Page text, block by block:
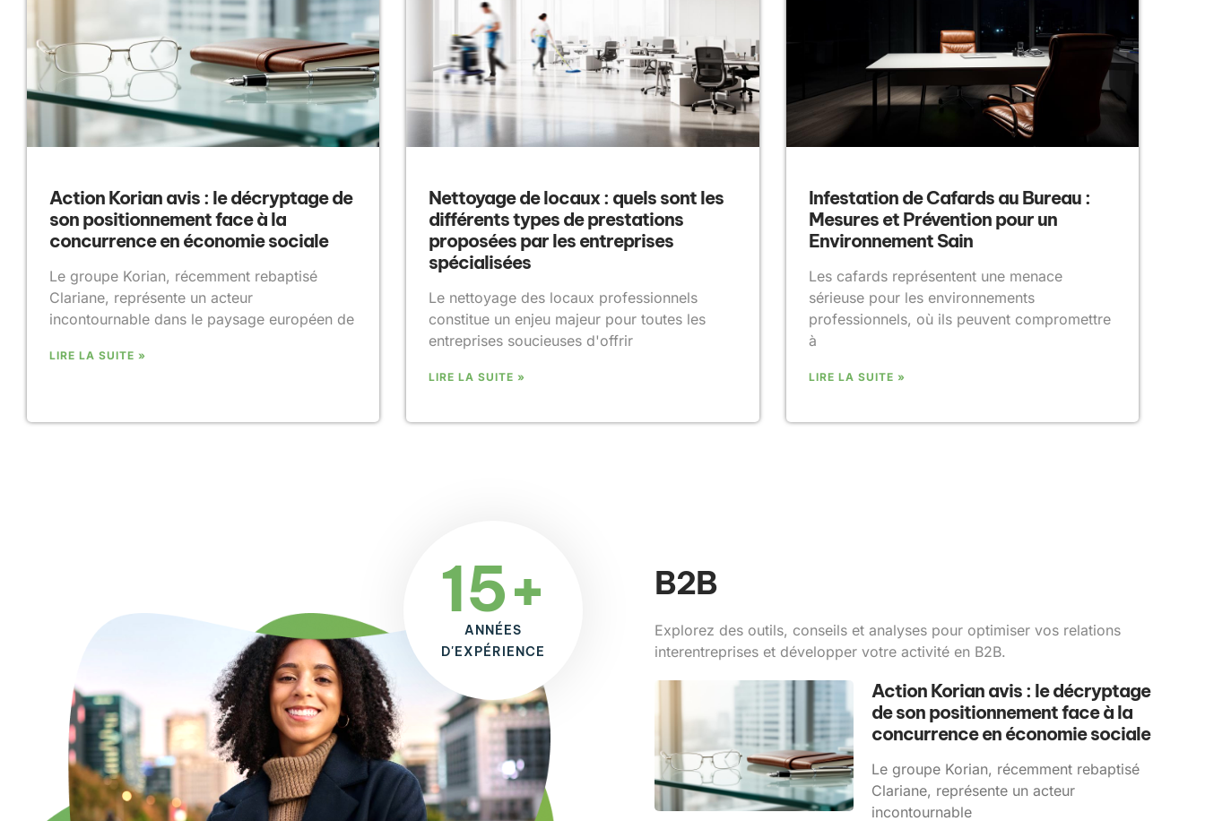
Action Korian avis : le décryptage de
son positionnement face à la
concurrence en économie sociale
Le groupe Korian, récemment rebaptisé
Clariane, représente un acteur
incontournable dans le paysage européen de
LIRE LA SUITE »
Nettoyage de locaux : quels sont les
différents types de prestations
proposées par les entreprises
spécialisées
Le nettoyage des locaux professionnels
constitue un enjeu majeur pour toutes les
entreprises soucieuses d'offrir
LIRE LA SUITE »
Infestation de Cafards au Bureau :
Mesures et Prévention pour un
Environnement Sain
Les cafards représentent une menace
sérieuse pour les environnements
professionnels, où ils peuvent compromettre
à
LIRE LA SUITE »
15+
ANNÉES
D'EXPÉRIENCE
B2B
Explorez des outils, conseils et analyses pour optimiser vos relations
interentreprises et développer votre activité en B2B.
Action Korian avis : le décryptage
de son positionnement face à la
concurrence en économie sociale
Le groupe Korian, récemment rebaptisé
Clariane, représente un acteur
incontournable